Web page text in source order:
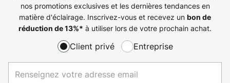
nos promotions exclusives et les dernières tendances en
matière d'éclairage. Inscrivez-vous et recevez un bon de
réduction de13%* à utiliser lors de votre prochain achat.
Client privé Entreprise